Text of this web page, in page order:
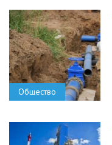
Общество